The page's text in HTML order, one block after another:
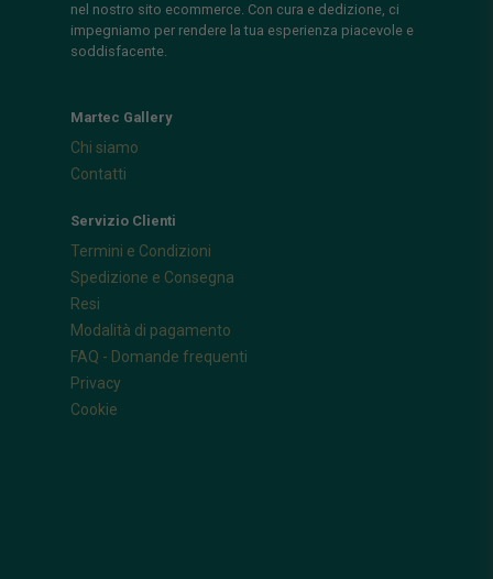
nel nostro sito ecommerce. Con cura e dedizione, ci
impegniamo per rendere la tua esperienza piacevole e
soddisfacente.
Martec Gallery
Chi siamo
Contatti
Servizio Clienti
Termini e Condizioni
Spedizione e Consegna
Resi
Modalità di pagamento
FAQ - Domande frequenti
Privacy
Cookie